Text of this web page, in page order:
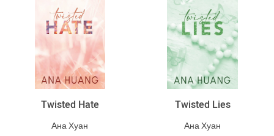
Twisted Hate
Ана Хуан
Twisted Lies
Ана Хуан